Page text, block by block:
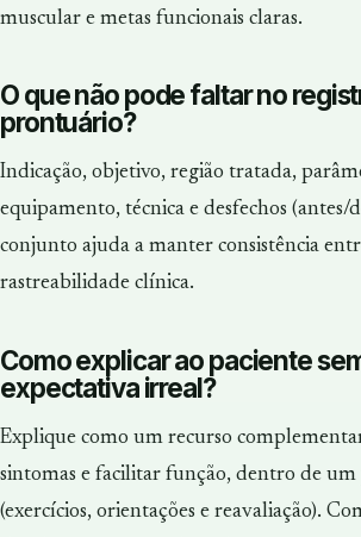
muscular e metas funcionais claras.
O que não pode faltar no
prontuário?
Indicação, objetivo, região tratada,
equipamento, técnica e desfechos (antes/
conjunto ajuda a manter consistência
rastreabilidade clínica.
Como explicar ao paciente
expectativa irreal?
Explique como um recurso
sintomas e facilitar função, dentro de
(exercícios, orientações e reavaliação).